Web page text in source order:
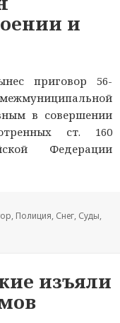
и
приговор 56-
в совершении
ст. 160
Федерации
, Полиция, Снег, Суды,
изъяли